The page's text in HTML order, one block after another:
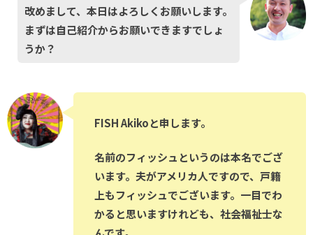
改めまして、本日はよろしくお願いします。
まずは自己紹介からお願いできますでしょ
うか？
FISH Akikoと申します。
名前のフィッシュというのは本名でござ
います。夫がアメリカ人ですので、戸籍
上もフィッシュでございます。一目でわ
かると思いますけれども、社会福祉士な